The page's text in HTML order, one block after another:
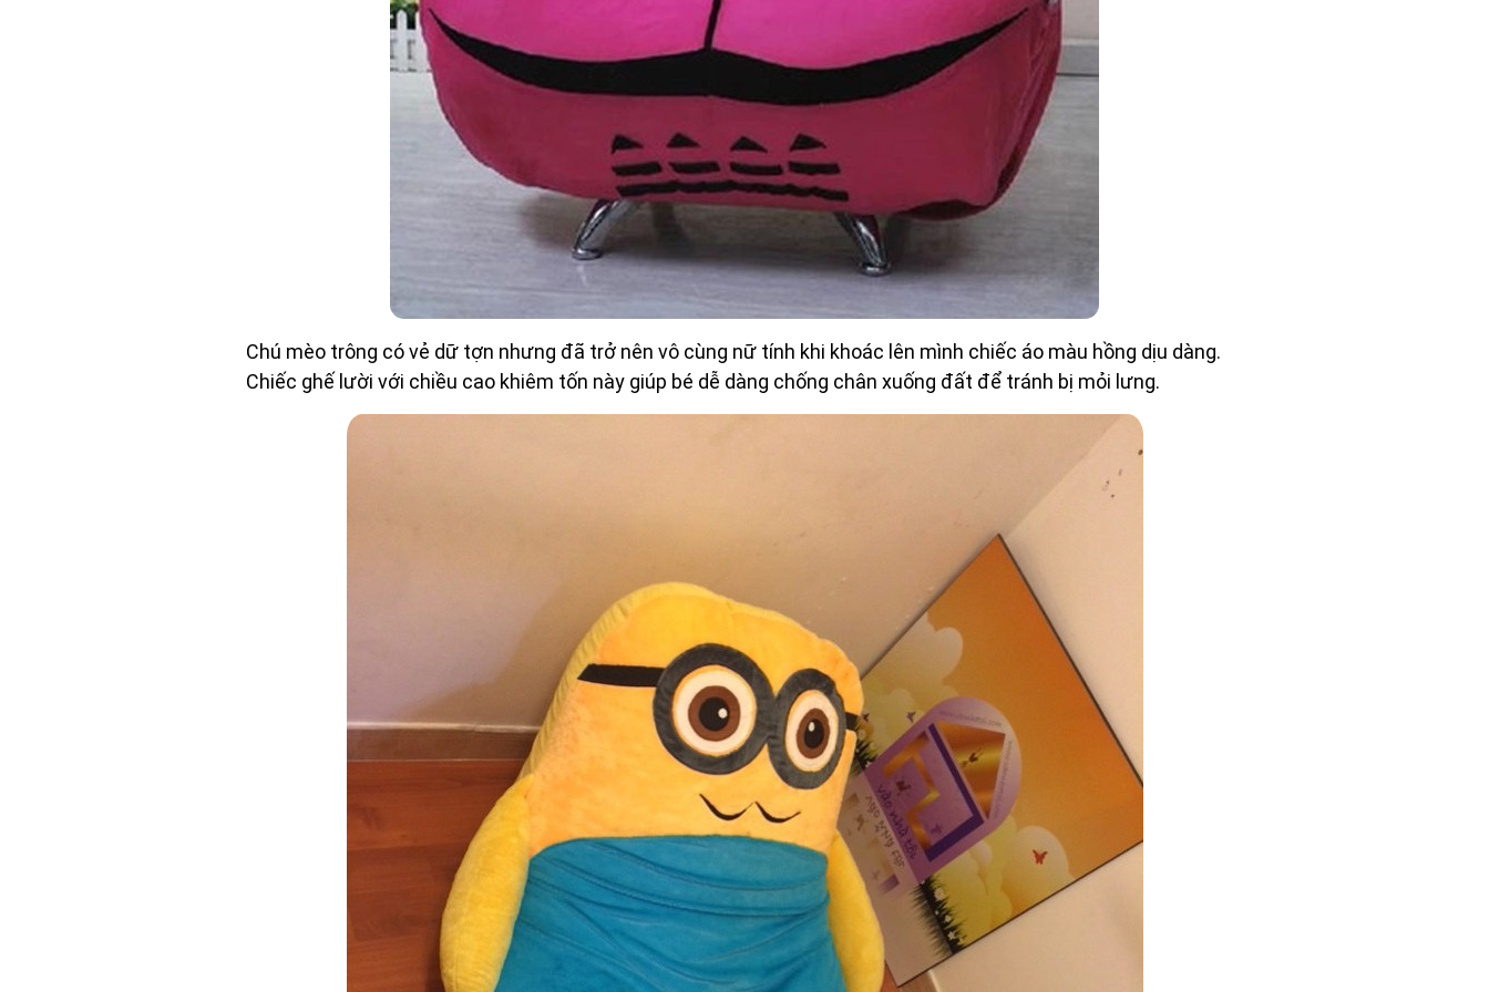
Chú mèo trông có vẻ dữ tợn nhưng đã trở nên vô cùng nữ tính khi khoác lên mình chiếc áo màu hồng dịu dàng.
Chiếc ghế lười với chiều cao khiêm tốn này giúp bé dễ dàng chống chân xuống đất để tránh bị mỏi lưng.